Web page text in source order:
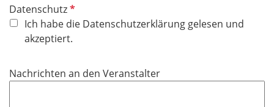
e
DatenschutzP
f
l
h
Ich habe die Datenschutzerklärung gelesen und
akzeptiert.
Nachrichten an den Veranstalter